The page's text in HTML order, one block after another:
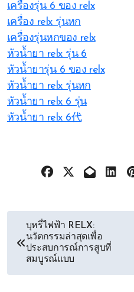
เครื่องรุ่น 6 ของ relx
เครื่อง relx รุ่นหก
เครื่องรุ่นหกของ relx
หัวน้ำยา relx รุ่น 6
หัวน้ำยารุ่น 6 ของ relx
หัวน้ำยา relx รุ่นหก
หัวน้ำยา relx 6 รุ่น
หัวน้ำยา relx 6代
章
导
บุหรี่ไฟฟ้า RELX:
นวัตกรรมล่าสุดเพื่อ
ประสบการณ์การสูบที่
สมบูรณ์แบบ